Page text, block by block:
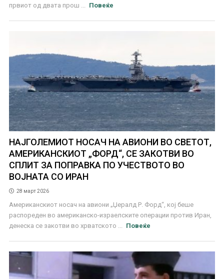
првиот од двата прош ...
Повеќе
НАЈГОЛЕМИОТ НОСАЧ НА АВИОНИ ВО СВЕТОТ,
АМЕРИКАНСКИОТ „ФОРД“, СЕ ЗАКОТВИ ВО
СПЛИТ ЗА ПОПРАВКА ПО УЧЕСТВОТО ВО
ВОЈНАТА СО ИРАН
28 март 2026
Американскиот носач на авиони „Џералд Р. Форд“, кој беше
распореден во американско-израелските операции против Иран,
денеска се закотви во хрватското ...
Повеќе